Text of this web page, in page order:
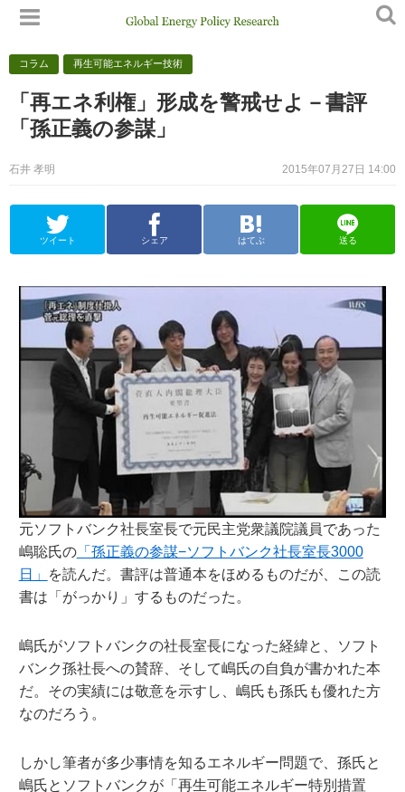
コラム 再生可能エネルギー技術
「再エネ利権」形成を警戒せよ－書評
「孫正義の参謀」
2015年07月27日 14:00
石井 孝明
ツイート シェア はてぶ 送る
元ソフトバンク社長室長で元民主党衆議院議員であった
嶋聡氏の「孫正義の参謀−ソフトバンク社長室長3000
日」
を読んだ。書評は普通本をほめるものだが、この読
書は「がっかり」するものだった。
嶋氏がソフトバンクの社長室長になった経緯と、ソフト
バンク孫社長への賛辞、そして嶋氏の自負が書かれた本
だ。その実績には敬意を示すし、嶋氏も孫氏も優れた方
なのだろう。
しかし筆者が多少事情を知るエネルギー問題で、孫氏と
嶋氏とソフトバンクが「再生可能エネルギー特別措置